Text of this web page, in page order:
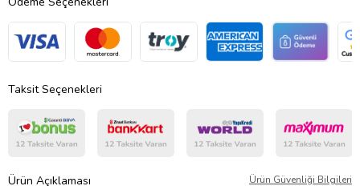
Taksit Seçenekleri
Ürün Açıklaması Ürün Güvenliği Bilgileri